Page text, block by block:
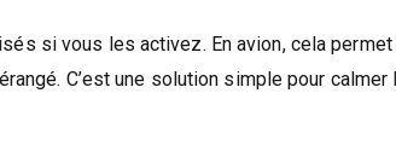
si vous les activez. En avion, cela
C’est une solution simple pour calmer